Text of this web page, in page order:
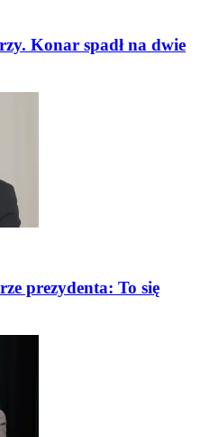
Konar spadł na dwie
prezydenta: To się